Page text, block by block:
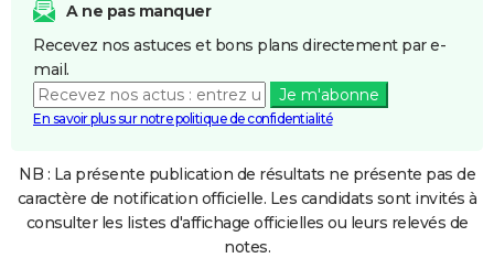
A ne pas manquer
Recevez nos astuces et bons plans directement par e-
mail.
Je m'abonne
En savoir plus sur notre politique de confidentialité
NB : La présente publication de résultats ne présente pas de
caractère de notification officielle. Les candidats sont invités à
consulter les listes d'affichage officielles ou leurs relevés de
notes.